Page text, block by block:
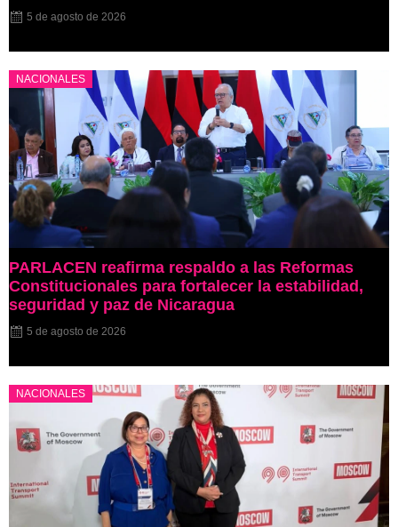
5 de agosto de 2026
NACIONALES
PARLACEN reafirma respaldo a las Reformas
Constitucionales para fortalecer la estabilidad,
seguridad y paz de Nicaragua
5 de agosto de 2026
NACIONALES